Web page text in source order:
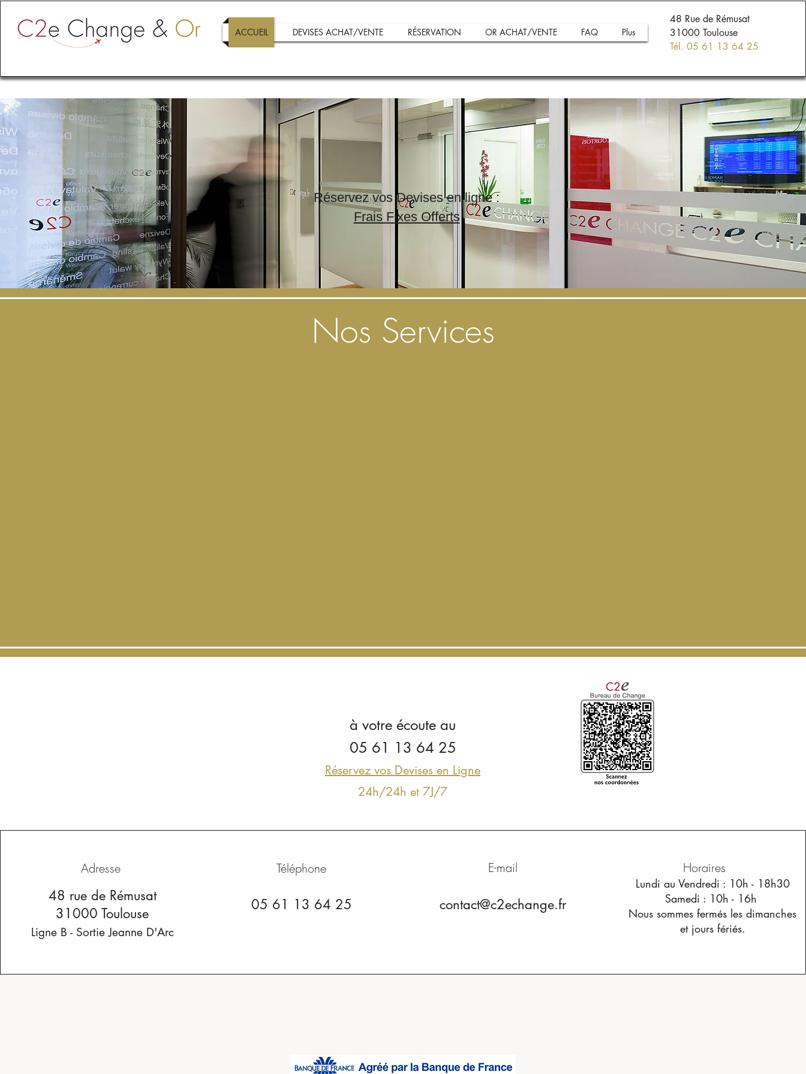
ACCUEIL DEVISES ACHAT/VENTE RÉSERVATION OR ACHAT/VENTE FAQ Plus
48 Rue de Rémusat
31000 Toulouse
Tél. 05 61 13 64 25
Réservez vos Devises en ligne :
Frais Fixes Offerts
Nos Services
à votre écoute au
05 61 13 64 25
Réservez vos Devises en Ligne
24h/24h et 7J/7
Adresse
48 rue de Rémusat
31000 Toulouse
Ligne B - Sortie Jeanne D'Arc
Téléphone
05 61 13 64 25
E-mail
contact@c2echange.fr
Horaires
Lundi au Vendredi : 10h - 18h30
Samedi : 10h - 16h
​Nous sommes fermés les dimanches
et jours fériés.